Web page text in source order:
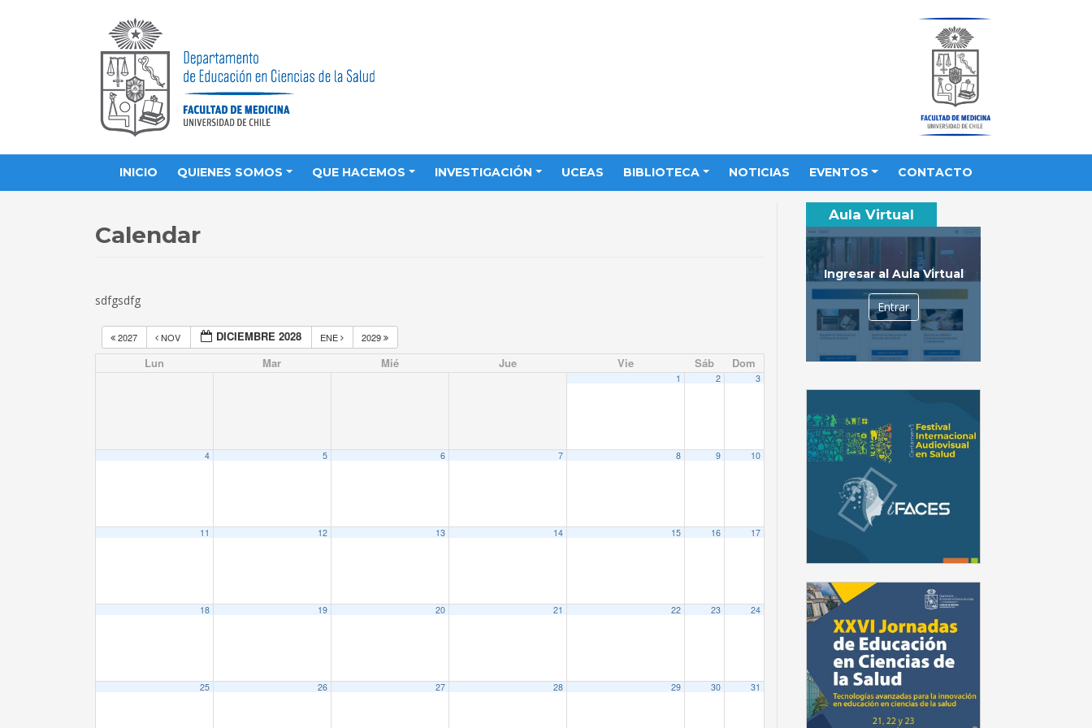
INICIO QUIENES SOMOS QUE HACEMOS INVESTIGACIÓN UCEAS BIBLIOTECA NOTICIAS EVENTOS CONTACTO
Calendar
sdfgsdfg
2027 NOV DICIEMBRE 2028 ENE 2029
Lun Mar Mié Jue Vie Sáb Dom
1 2 3
4 5 6 7 8 9 10
11 12 13 14 15 16 17
18 19 20 21 22 23 24
25 26 27 28 29 30 31
Aula Virtual
Ingresar al Aula Virtual
Entrar